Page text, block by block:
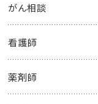
がん相談
看護師
薬剤師